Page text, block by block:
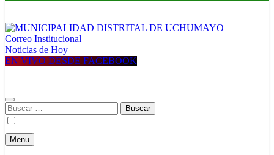
MUNICIPALIDAD DISTRITAL DE UCHUMAYO
Construyendo una nueva Historia
Correo Institucional
Noticias de Hoy
EN VIVO DESDE FACEBOOK
Buscar:
Menu